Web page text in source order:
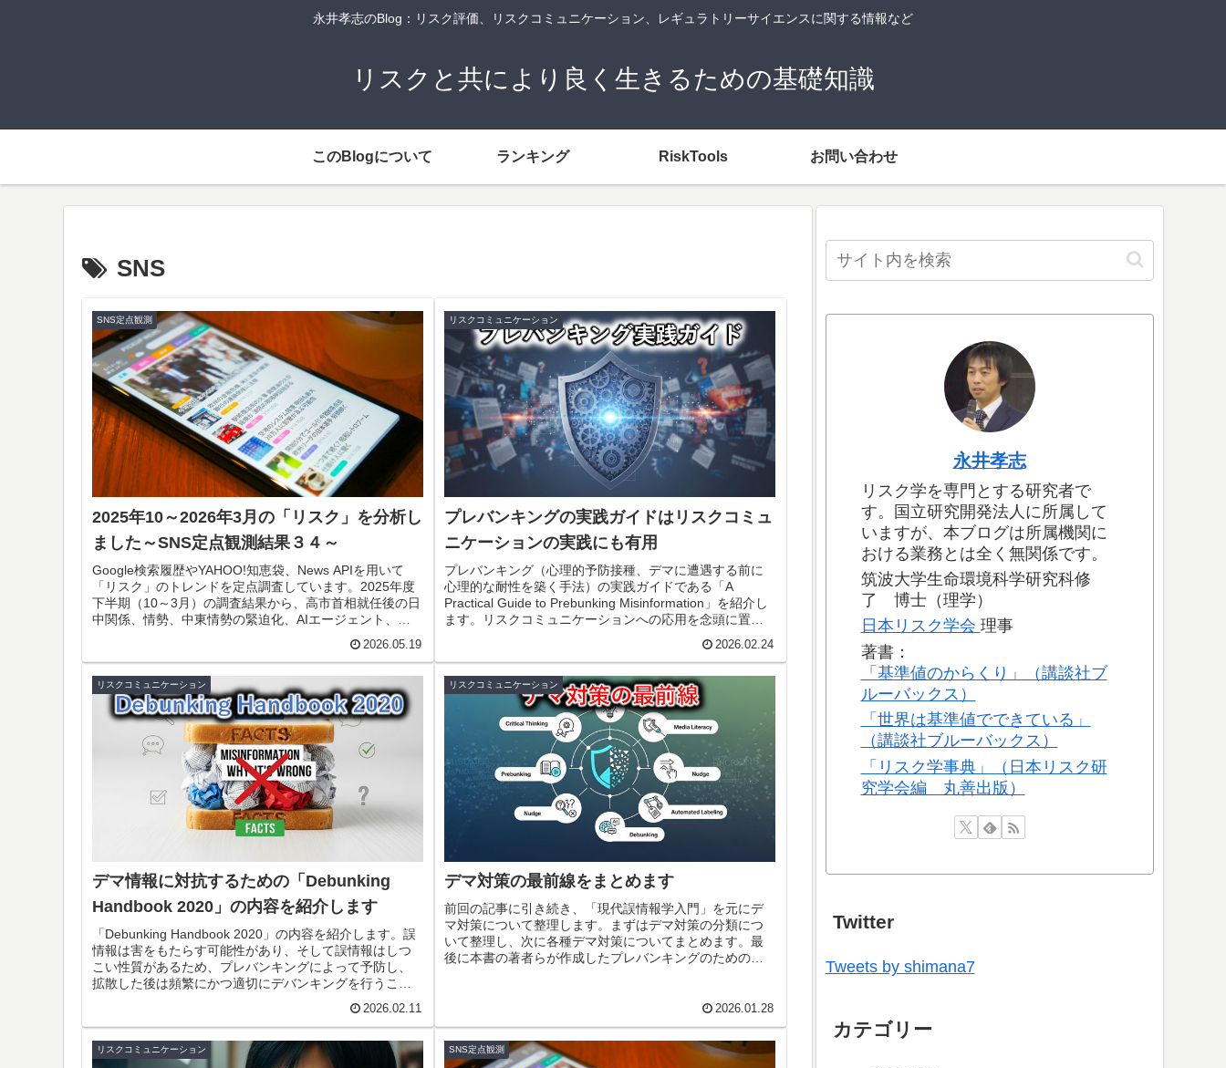
永井孝志のBlog：リスク評価、リスクコミュニケーション、レギュラトリーサイエンスに関する情報など
リスクと共により良く生きるための基礎知識
このBlogについて ランキング RiskTools お問い合わせ
SNS
SNS定点観測
2025年10～2026年3月の「リスク」を分析し
ました～SNS定点観測結果３４～
Google検索履歴やYAHOO!知恵袋、News APIを用いて
「リスク」のトレンドを定点調査しています。2025年度
下半期（10～3月）の調査結果から、高市首相就任後の日
中関係、情勢、中東情勢の緊迫化、AIエージェント、熊
2026.05.19
リスクコミュニケーション
プレバンキングの実践ガイドはリスクコミュ
ニケーションの実践にも有用
プレバンキング（心理的予防接種、デマに遭遇する前に
心理的な耐性を築く手法）の実践ガイドである「A
Practical Guide to Prebunking Misinformation」を紹介し
ます。リスクコミュニケーションへの応用を念頭に置い
2026.02.24
リスクコミュニケーション
デマ情報に対抗するための「Debunking
Handbook 2020」の内容を紹介します
「Debunking Handbook 2020」の内容を紹介します。誤
情報は害をもたらす可能性があり、そして誤情報はしつ
こい性質があるため、プレバンキングによって予防し、
拡散した後は頻繁にかつ適切にデバンキングを行うこと
が重要です。実際の例を示しながらデバンキング情報の4
2026.02.11
リスクコミュニケーション
デマ対策の最前線をまとめます
前回の記事に引き続き、「現代誤情報学入門」を元にデ
マ対策について整理します。まずはデマ対策の分類につ
いて整理し、次に各種デマ対策についてまとめます。最
後に本書の著者らが作成したプレバンキングのためのシ
2026.01.28
リスクコミュニケーション SNS定点観測
永井孝志
リスク学を専門とする研究者で
す。国立研究開発法人に所属して
いますが、本ブログは所属機関に
おける業務とは全く無関係です。
筑波大学生命環境科学研究科修
了 博士（理学）
日本リスク学会 理事
著書：
「基準値のからくり」（講談社ブ
ルーバックス）
「世界は基準値でできている」
（講談社ブルーバックス）
「リスク学事典」（日本リスク研
究学会編 丸善出版）
Twitter
Tweets by shimana7
カテゴリー